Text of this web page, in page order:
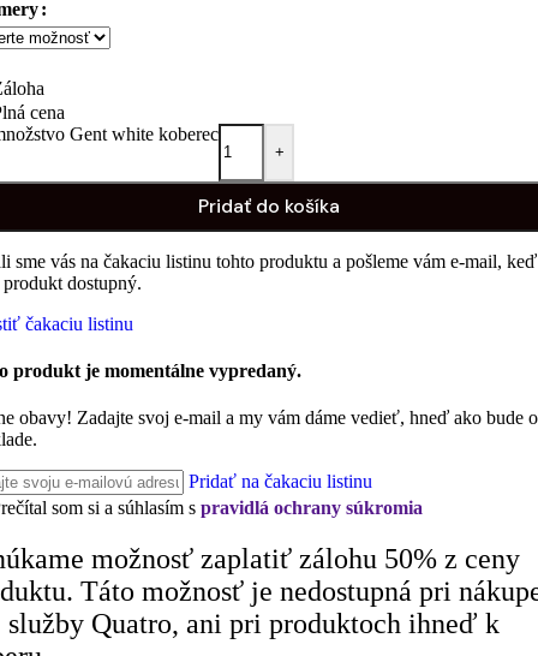
cena
Gent white koberec
+
Pridať do košíka
sme vás na čakaciu listinu tohto produktu a pošleme vám e-mail, keď
produkt dostupný.
čakaciu listinu
produkt je momentálne vypredaný.
obavy! Zadajte svoj e-mail a my vám dáme vedieť, hneď ako bude
Pridať na čakaciu listinu
som si a súhlasím s pravidlá ochrany súkromia
možnosť zaplatiť zálohu 50% z ceny
Táto možnosť je nedostupná pri
služby Quatro, ani pri produktoch ihneď k